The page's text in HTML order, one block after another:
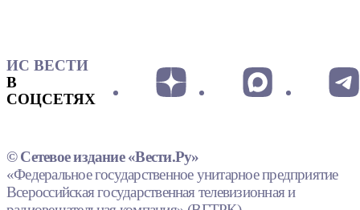
ИС ВЕСТИ
В
СОЦСЕТЯХ
© Сетевое издание «Вести.Ру»
«Федеральное государственное унитарное предприятие
Всероссийская государственная телевизионная и